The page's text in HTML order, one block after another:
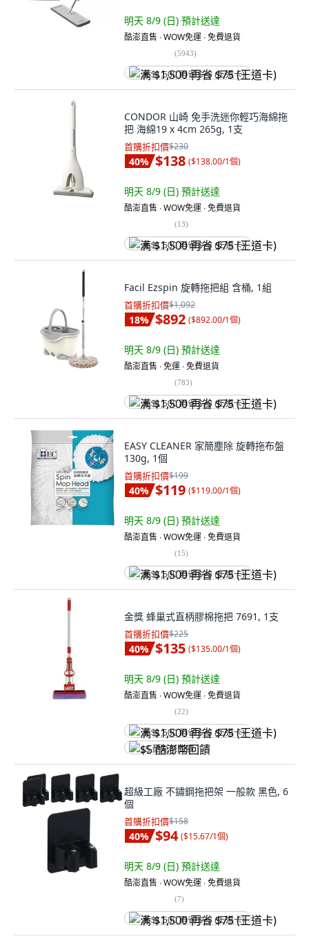
明天 8/9 (日) 預計送達
酷澎直售 ∙ WOW免運 ∙ 免費退貨
(5943)
满 $1,500 再省 $75 (王道卡)
CONDOR 山崎 免手洗迷你輕巧海綿拖
把 海綿19 x 4cm 265g, 1支
首購折扣價$230
40% $138 ($138.00/1個)
明天 8/9 (日) 預計送達
酷澎直售 ∙ WOW免運 ∙ 免費退貨
(13)
满 $1,500 再省 $75 (王道卡)
Facil Ezspin 旋轉拖把組 含桶, 1組
首購折扣價$1,092
18% $892 ($892.00/1個)
明天 8/9 (日) 預計送達
酷澎直售 ∙ 免運 ∙ 免費退貨
(783)
满 $1,500 再省 $75 (王道卡)
EASY CLEANER 家簡塵除 旋轉拖布盤
130g, 1個
首購折扣價$199
40% $119 ($119.00/1個)
明天 8/9 (日) 預計送達
酷澎直售 ∙ WOW免運 ∙ 免費退貨
(15)
满 $1,500 再省 $75 (王道卡)
金獎 蜂巢式直柄膠棉拖把 7691, 1支
首購折扣價$225
40% $135 ($135.00/1個)
明天 8/9 (日) 預計送達
酷澎直售 ∙ WOW免運 ∙ 免費退貨
(22)
满 $1,500 再省 $75 (王道卡)
$5 酷澎幣回饋
超級工廠 不鏽鋼拖把架 一般款 黑色, 6
個
首購折扣價$158
40% $94 ($15.67/1個)
明天 8/9 (日) 預計送達
酷澎直售 ∙ WOW免運 ∙ 免費退貨
(7)
满 $1,500 再省 $75 (王道卡)